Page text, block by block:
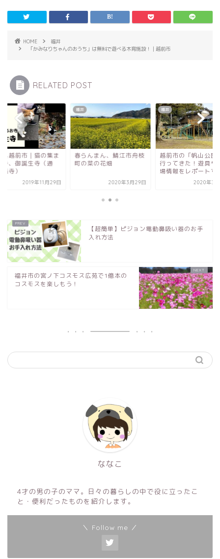
HOME
福井
「かみなりちゃんのおうち」は無料で遊べる木育施設！｜越前市
RELATED POST
んまん、鯖江市舟枝
菜の花畑
2020年3月29日
福井
越前市の「帆山公園」へ
行ってきた！遊具や駐車
2020年3月20日
福井
福井県越前市｜猫の
るお寺、御誕生寺（
称：猫寺）
2019年11
【超簡単】ピジョン電動鼻吸い器のお手
入れ方法
福井市の宮ノ下コスモス広苑で1億本の
コスモスを楽しもう！
ななこ
4才の男の子のママ。日々の暮らしの中で役に立ったこ
と・便利だったものを紹介します。
＼ Follow me ／